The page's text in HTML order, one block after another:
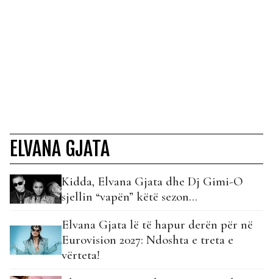
ELVANA GJATA
Kidda, Elvana Gjata dhe Dj Gimi-O
sjellin “vapën” këtë sezon…
Elvana Gjata lë të hapur derën për në
Eurovision 2027: Ndoshta e treta e
vërteta!